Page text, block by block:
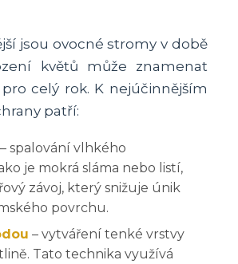
jsou ovocné stromy v době
květů může znamenat
celý rok. K nejúčinnějším
patří:
spalování vlhkého
je mokrá sláma nebo listí,
závoj, který snižuje únik
povrchu.
– vytváření tenké vrstvy
Tato technika využívá